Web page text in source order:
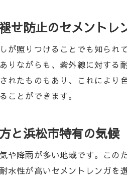
浜松市の植物に合ったセメ
セメントレンガで表現する
環境に配慮したセメントレ
庭と自然の一体感を生むセ
地域の魅力を引き出すセメント
浜松市の文化を反映したセ
訪問者を魅了するセメント
セメントレンガで作る地域
せ防止のセメントレ
が照りつけることでも知られ
りながらも、紫外線に対す
れたものもあり、これによ
ことができます。
と浜松市特有の気候
や降雨が多い地域です。こ
水性が高いセメントレンガ